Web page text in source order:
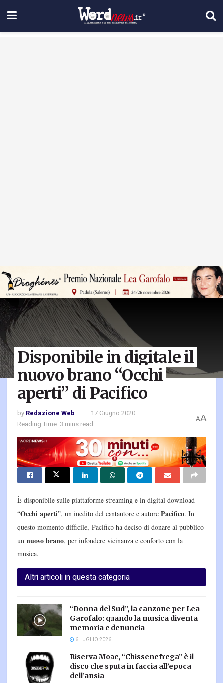
Disponibile in digitale il
nuovo brano “Occhi
aperti” di Pacifico
by Redazione Web
17 Giugno 2020
Reading Time: 3 mins read
AA
È disponibile sulle piattaforme streaming e in digital download
“Occhi aperti”, un inedito del cantautore e autore Pacifico. In
questo momento difficile, Pacifico ha deciso di donare al pubblico
un nuovo brano, per infondere vicinanza e conforto con la
musica.
Altri articoli in questa categoria
“Donna del Sud”, la canzone per Lea
Garofalo: quando la musica diventa
memoria e denuncia
6 LUGLIO 2026
Riserva Moac, “Chissenefrega” è il
disco che sputa in faccia all’epoca
dell’ansia